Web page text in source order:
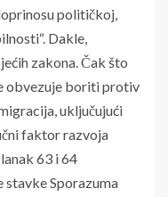
političkoj,
Dakle,
zakona. Čak što
obvezuje boriti protiv
uključujući
faktor razvoja
63 i 64
stavke Sporazuma